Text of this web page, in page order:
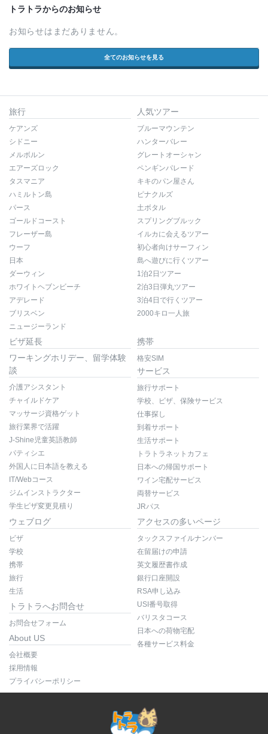
トラトラからのお知らせ
お知らせはまだありません。
全てのお知らせを見る
旅行
ケアンズ
シドニー
メルボルン
エアーズロック
タスマニア
ハミルトン島
パース
ゴールドコースト
フレーザー島
ウーフ
日本
ダーウィン
ホワイトヘブンビーチ
アデレード
ブリスベン
ニュージーランド
人気ツアー
ブルーマウンテン
ハンターバレー
グレートオーシャン
ペンギンパレード
キキのパン屋さん
ピナクルズ
土ボタル
スプリングブルック
イルカに会えるツアー
初心者向けサーフィン
島へ遊びに行くツアー
1泊2日ツアー
2泊3日弾丸ツアー
3泊4日で行くツアー
2000キロ一人旅
ビザ延長
ワーキングホリデー、留学体験
談
介護アシスタント
チャイルドケア
マッサージ資格ゲット
旅行業界で活躍
J-Shine児童英語教師
パティシエ
外国人に日本語を教える
IT/Webコース
ジムインストラクター
学生ビザ変更見積り
携帯
格安SIM
サービス
旅行サポート
学校、ビザ、保険サービス
仕事探し
到着サポート
生活サポート
トラトラネットカフェ
日本への帰国サポート
ワイン宅配サービス
両替サービス
JRパス
ウェブログ
ビザ
学校
携帯
旅行
生活
トラトラへお問合せ
お問合せフォーム
About US
会社概要
採用情報
プライバシーポリシー
アクセスの多いページ
タックスファイルナンバー
在留届けの申請
英文履歴書作成
銀行口座開設
RSA申し込み
USI番号取得
バリスタコース
日本への荷物宅配
各種サービス料金